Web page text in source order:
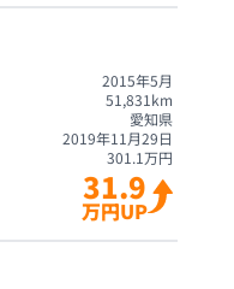
2015年5月
51,831 km
愛知県
2019年11月29日
301.1万円
31.9
万円UP